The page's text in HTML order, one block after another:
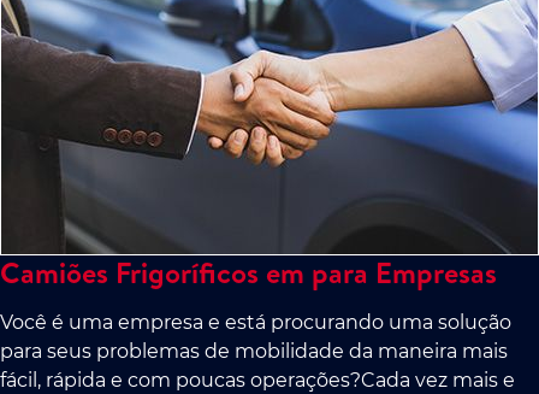
Camiões Frigoríficos em para Empresas
Você é uma empresa e está procurando uma solução
para seus problemas de mobilidade da maneira mais
fácil, rápida e com poucas operações?Cada vez mais e